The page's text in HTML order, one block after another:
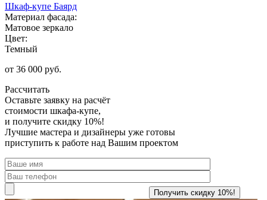
Шкаф-купе Баярд
Материал фасада:
Матовое зеркало
Цвет:
Темный
от 36 000 руб.
Рассчитать
Оставьте заявку на расчёт
стоимости шкафа-купе,
и получите скидку 10%!
Лучшие мастера и дизайнеры уже готовы
приступить к работе над Вашим проектом